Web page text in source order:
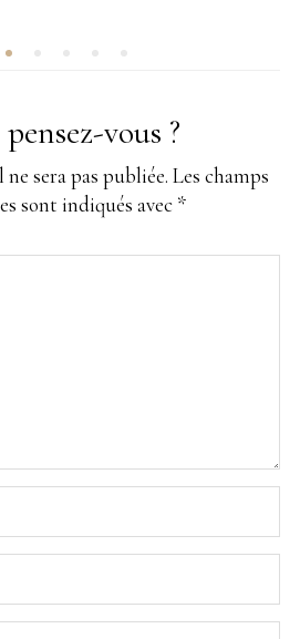
vous ?
sera pas publiée. Les champs
sont indiqués avec *